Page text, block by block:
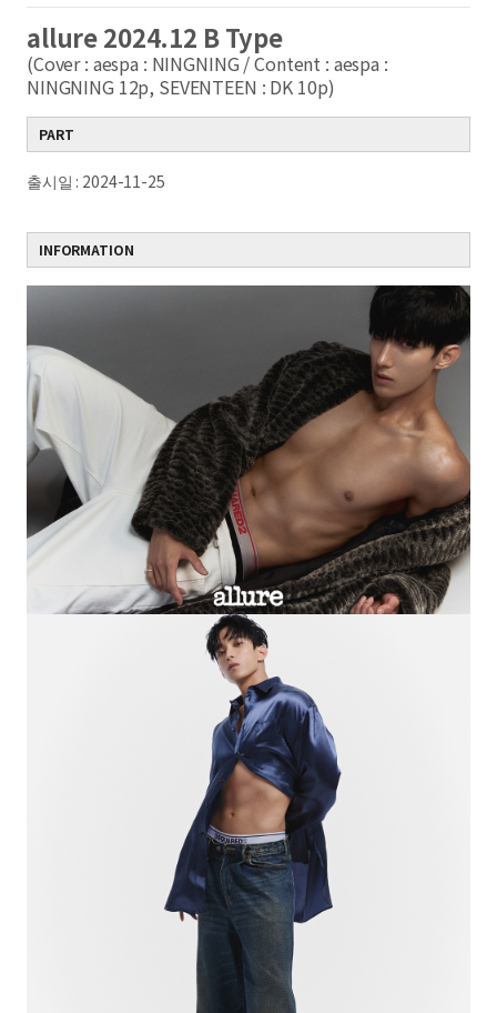
allure 2024.12 B Type
(Cover : aespa : NINGNING / Content : aespa :
NINGNING 12p, SEVENTEEN : DK 10p)
PART
출시일 : 2024-11-25
INFORMATION